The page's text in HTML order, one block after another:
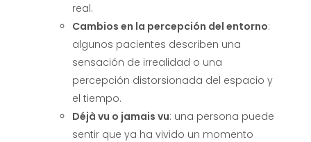
real.
Cambios en la percepción del entorno:
algunos pacientes describen una
sensación de irrealidad o una
percepción distorsionada del espacio y
el tiempo.
Déjà vu o jamais vu: una persona puede
sentir que ya ha vivido un momento